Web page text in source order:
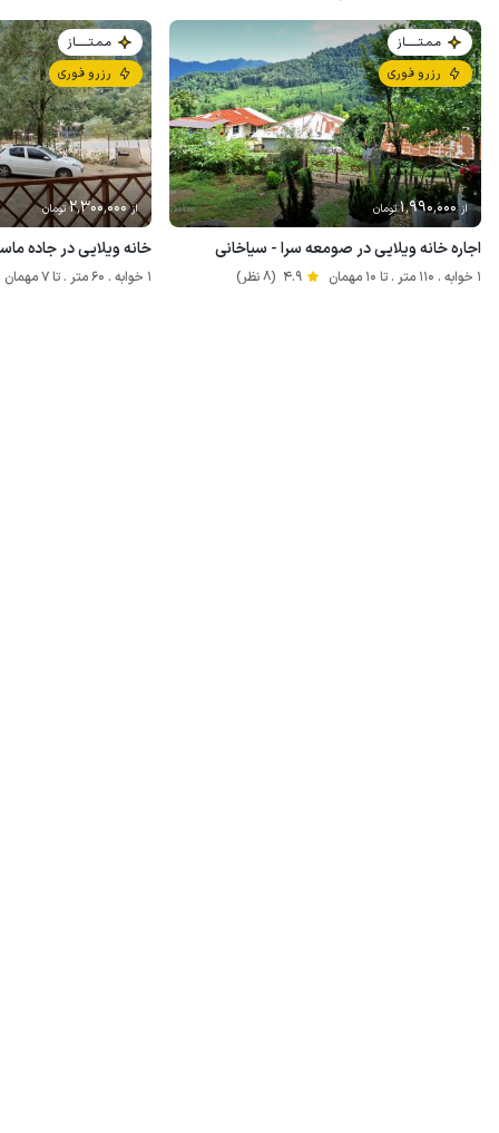
مـمـتــــــاز
رزرو فوری
از 1٬990٬000تومان
اجاره خانه ویلایی در صومعه سرا - سیاخانی
1 خوابه . 110 متر . تا 10 مهمان 4.9 (8 نظر)
مـمـتــــــاز
رزرو فوری
از 2٬300٬000تومان
خانه ویلایی در جاده
1 خوابه . 60 متر . تا 7 مهمان